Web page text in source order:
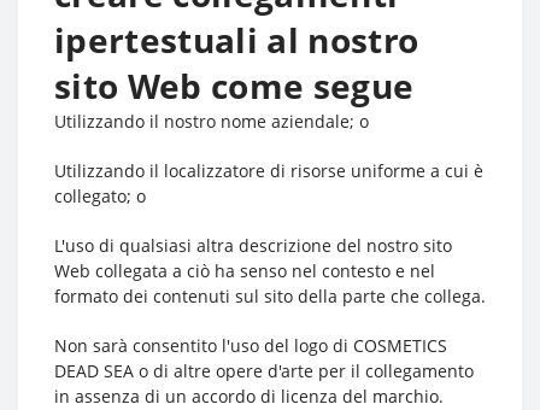
ipertestuali al nostro
sito Web come segue
Utilizzando il nostro nome aziendale; o
Utilizzando il localizzatore di risorse uniforme a cui è
collegato; o
L'uso di qualsiasi altra descrizione del nostro sito
Web collegata a ciò ha senso nel contesto e nel
formato dei contenuti sul sito della parte che collega.
Non sarà consentito l'uso del logo di COSMETICS
DEAD SEA o di altre opere d'arte per il collegamento
in assenza di un accordo di licenza del marchio.